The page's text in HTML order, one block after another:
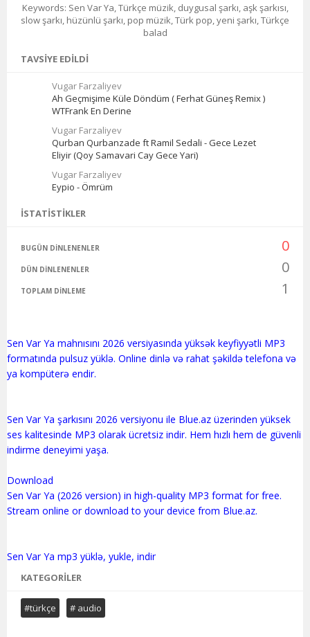
Keywords: Sen Var Ya, Türkçe müzik, duygusal şarkı, aşk şarkısı,
slow şarkı, hüzünlü şarkı, pop müzik, Türk pop, yeni şarkı, Türkçe
balad
TAVSIYE EDILDI
Vugar Farzaliyev
Ah Geçmişime Küle Döndüm ( Ferhat Güneş Remix )
WTFrank En Derine
Vugar Farzaliyev
Qurban Qurbanzade ft Ramil Sedali - Gece Lezet
Eliyir (Qoy Samavari Cay Gece Yari)
Vugar Farzaliyev
Eypio - Ömrüm
İSTATISTIKLER
BUGÜN DINLENENLER 0
DÜN DINLENENLER 0
TOPLAM DINLEME 1
Sen Var Ya mahnısını 2026 versiyasında yüksək keyfiyyətli MP3
formatında pulsuz yüklə. Online dinlə və rahat şəkildə telefona və
ya kompüterə endir.
Sen Var Ya şarkısını 2026 versiyonu ile Blue.az üzerinden yüksek
ses kalitesinde MP3 olarak ücretsiz indir. Hem hızlı hem de güvenli
indirme deneyimi yaşa.
Download
Sen Var Ya (2026 version) in high-quality MP3 format for free.
Stream online or download to your device from Blue.az.
KATEGORILER
#türkçe # audio